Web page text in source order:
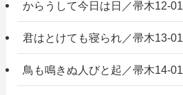
からうして今日は日／帚木12-01
君はとけても寝られ／帚木13-01
鳥も鳴きぬ人びと起／帚木14-01